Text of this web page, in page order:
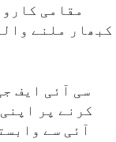
مقامی
کبھار ملنے
سی آئی ایف
کرنے پر
آئی سے